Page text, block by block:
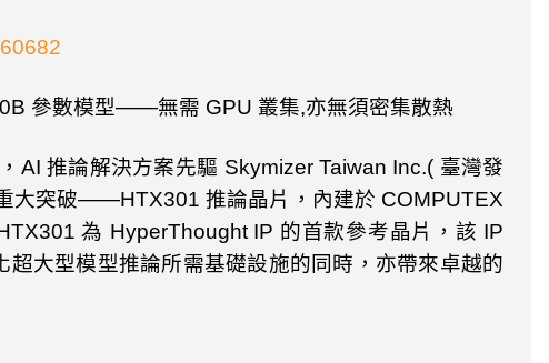
參數模型——無需 GPU 叢集,亦無須密集散熱
AI 推論解決方案先驅 Skymizer Taiwan Inc.( 臺灣發
大突破——HTX301推論晶片，內建於 COMPUTEX
為 HyperThought IP 的首款參考晶片，該 IP
大型模型推論所需基礎設施的同時，亦帶來卓越的